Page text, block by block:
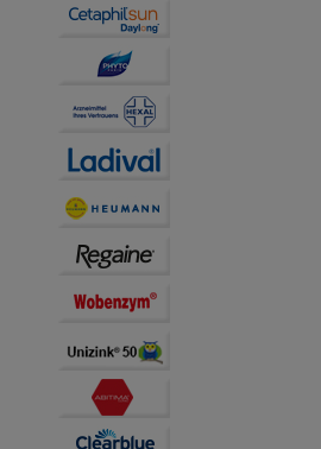
auch die Werbung auf
Daten hierfür teilweise an